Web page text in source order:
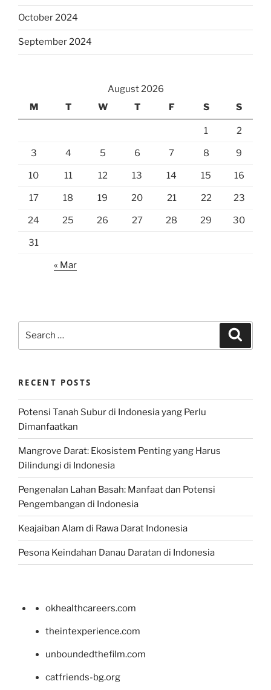
October 2024
September 2024
August 2026
M
T W T F S S
1 2
3 4 5 6 7 8 9
10 11 12 13 14 15 16
17 18 19 20 21 22 23
24 25 26 27 28 29 30
31
« Mar
RECENT POSTS
Potensi Tanah Subur di Indonesia yang Perlu
Dimanfaatkan
Mangrove Darat: Ekosistem Penting yang Harus
Dilindungi di Indonesia
Pengenalan Lahan Basah: Manfaat dan Potensi
Pengembangan di Indonesia
Keajaiban Alam di Rawa Darat Indonesia
Pesona Keindahan Danau Daratan di Indonesia
okhealthcareers.com
theintexperience.com
unboundedthefilm.com
catfriends-bg.org